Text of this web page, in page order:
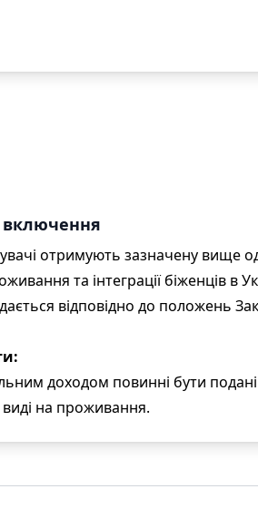
включення
отримують зазначену вище
та інтеграції біженців в
відповідно до положень
доходом повинні бути
на проживання.